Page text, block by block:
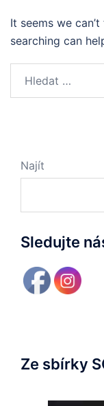
It seems we
searching can
Najít
Sledujte
Ze sbírky